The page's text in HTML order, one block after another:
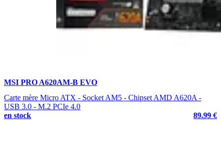
MSI PRO A620AM-B EVO
Carte mère Micro ATX - Socket AM5 - Chipset AMD A620A -
USB 3.0 - M.2 PCIe 4.0
en stock
89.99 €